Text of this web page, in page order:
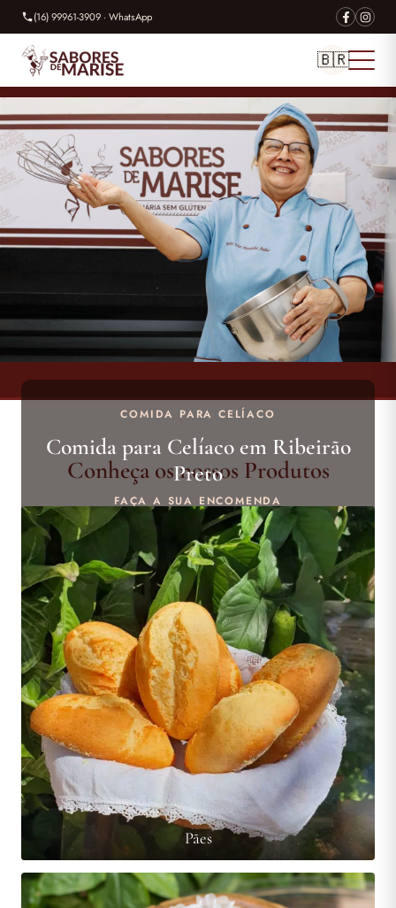
(16) 99961-3909 · WhatsApp
🇧🇷
COMIDA PARA CELÍACO
Comida para Celíaco em Ribeirão
Preto
FAÇA A SUA ENCOMENDA
Conheça os nossos Produtos
Pães